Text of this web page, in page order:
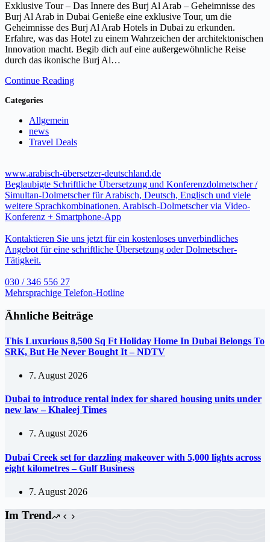
Exklusive Tour – Das Innere des Burj Al Arab – Geheimnisse des
Burj Al Arab in Dubai Genieße eine exklusive Tour, um die
Geheimnisse des Burj Al Arab Hotels in Dubai zu erkunden.
Erfahre, was das Hotel zu einem Wahrzeichen der architektonischen
Innovation macht. Begib dich auf eine außergewöhnliche Reise
durch das ikonische Burj Al…
Continue Reading
Categories
Allgemein
news
Travel Deals
www.arabisch-übersetzer-deutschland.de
Beglaubigte Schriftliche Übersetzung und Konferenzdolmetscher /
Simultan-Dolmetscher für Arabisch, Deutsch, Englisch und viele
weitere Sprachkombinationen. Arabisch-Dolmetscher via Video-
Konferenz + Smartphone-App
Kontaktieren Sie uns jetzt für ein kostenloses unverbindliches
Angebot für eine schriftliche Übersetzung oder Dolmetscher-
Tätigkeit.
030 / 346 556 27
Mehrsprachige Telefon-Hotline
Ähnliche Beiträge
This Luxurious 8,500 Sq Ft Holiday Home In Dubai Belongs To
SRK, But He Never Bought It – NDTV
7. August 2026
Dubai to introduce rental index for shared housing units under
new law – Khaleej Times
7. August 2026
Dubai Creek set for dazzling makeover with 5,000 lights across
eight kilometres – Gulf Business
7. August 2026
Im Trend